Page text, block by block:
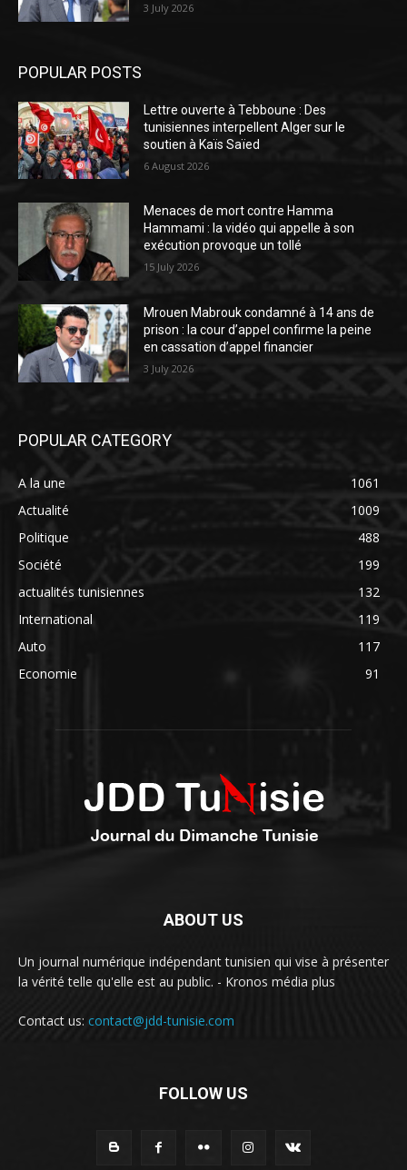
3 July 2026
POPULAR POSTS
Lettre ouverte à Tebboune : Des
tunisiennes interpellent Alger sur le
soutien à Kaïs Saïed
6 August 2026
Menaces de mort contre Hamma
Hammami : la vidéo qui appelle à son
exécution provoque un tollé
15 July 2026
Mrouen Mabrouk condamné à 14 ans de
prison : la cour d’appel confirme la peine
en cassation d’appel financier
3 July 2026
POPULAR CATEGORY
A la une
1061
Actualité
1009
Politique
488
Société
199
actualités tunisiennes
132
International
119
Auto
117
Economie
91
ABOUT US
Un journal numérique indépendant tunisien qui vise à présenter
la vérité telle qu'elle est au public. - Kronos média plus
Contact us: contact@jdd-tunisie.com
FOLLOW US